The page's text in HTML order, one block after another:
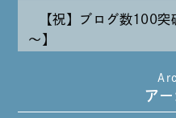
【祝】ブログ数100
～】
たまには純喫茶なんて
ア